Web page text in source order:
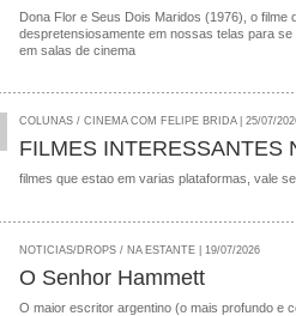
Dona Flor e Seus Dois Maridos (1976), o filme
despretensiosamente em nossas telas para
em salas de cinema
COLUNAS / CINEMA COM FELIPE BRIDA | 25/07/
FILMES INTERESSANTES
filmes que estao em varias plataformas, vale
NOTICIAS/DROPS / NA ESTANTE | 19/07/2026
O Senhor Hammett
O maior escritor argentino (o mais profundo e